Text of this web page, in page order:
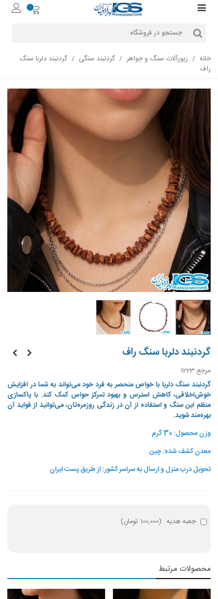
0
خانه / زیورآلات سنگ و جواهر / گردنبند سنگی / گردنبند دلربا سنگ
راف
گردنبند دلربا سنگ راف
مرجع:1223
گردنبند سنگ دلربا با خواص منحصر به فرد خود می‌تواند به شما در افزایش
خوش‌اخلاقی، کاهش استرس و بهبود تمرکز حواس کمک کند. با پاکسازی
منظم این سنگ و استفاده از آن در زندگی روزمره‌تان، می‌توانید از فواید آن
بهره‌مند شوید.
وزن محصول: 30 گرم
معدن کشف شده: چین
تحویل درب منزل و ارسال به سراسر کشور: از طریق پست ایران
جعبه هدیه (100,000 تومان )
محصولات مرتبط